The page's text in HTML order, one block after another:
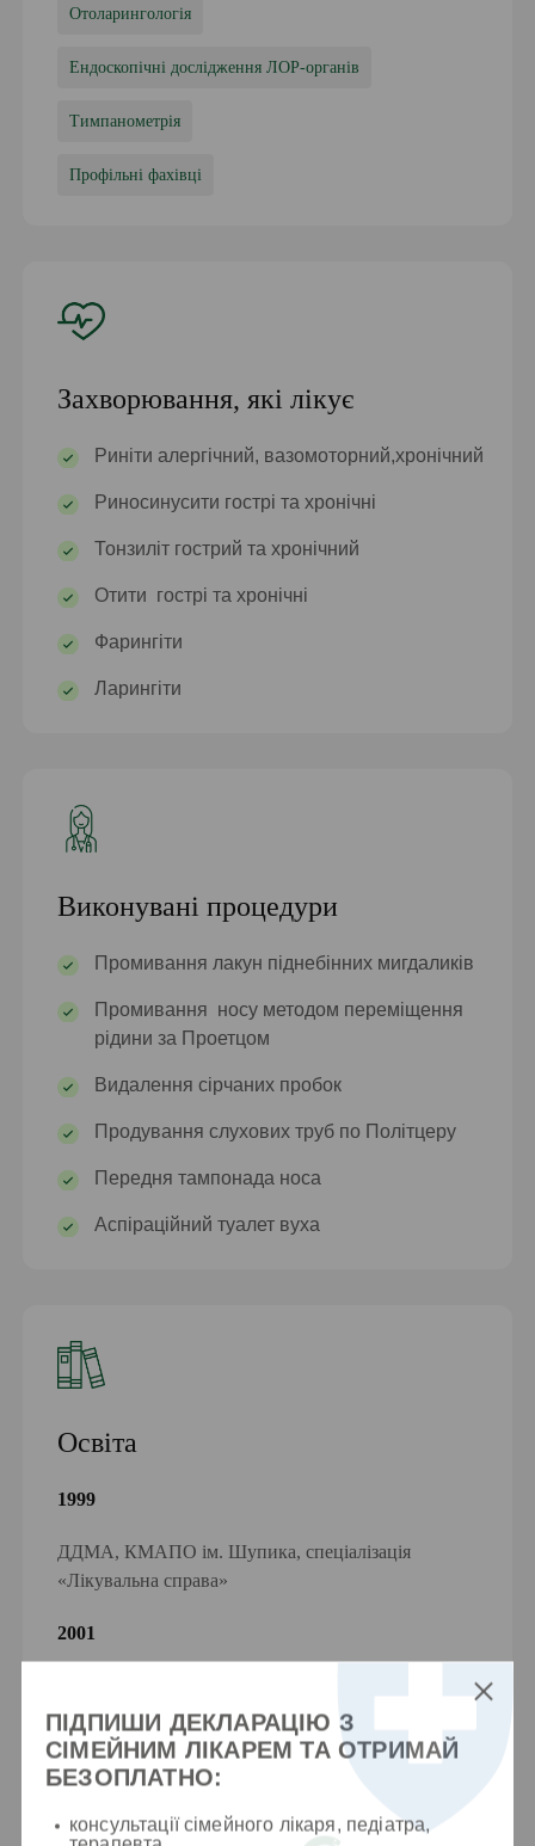
Отоларингологія
Ендоскопічні дослідження ЛОР-органів
Тимпанометрія
Профільні фахівці
Захворювання, які лікує
Риніти алергічний, вазомоторний,хронічний
Риносинусити гострі та хронічні
Тонзиліт гострий та хронічний
Отити гострі та хронічні
Фарингіти
Ларингіти
Виконувані процедури
Промивання лакун піднебінних мигдаликів
Промивання носу методом переміщення
рідини за Проетцом
Видалення сірчаних пробок
Продування слухових труб по Політцеру
Передня тампонада носа
Аспіраційний туалет вуха
Освіта
1999
ДДМА, КМАПО ім. Шупика, спеціалізація
«Лікувальна справа»
2001
ім. Шупика , оториноларингологія
ПІДПИШИ ДЕКЛАРАЦІЮ З
СІМЕЙНИМ ЛІКАРЕМ ТА ОТРИМАЙ
БЕЗОПЛАТНО:
консультації сімейного лікаря, педіатра,